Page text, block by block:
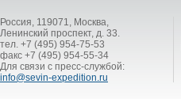
Россия, 119071, Москва,
Ленинский проспект, д. 33.
тел. +7 (495) 954-75-53
факс +7 (495) 954-55-34
Для связи с пресс-службой:
info@sevin-expedition.ru